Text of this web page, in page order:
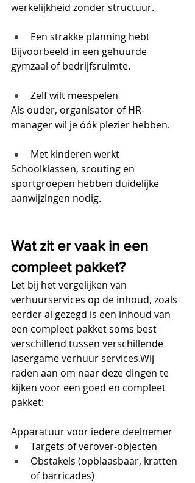
werkelijkheid zonder structuur.
Een strakke planning hebt
Bijvoorbeeld in een gehuurde
gymzaal of bedrijfsruimte.
Zelf wilt meespelen
Als ouder, organisator of HR-
manager wil je óók plezier hebben.
Met kinderen werkt
Schoolklassen, scouting en
sportgroepen hebben duidelijke
aanwijzingen nodig.
Wat zit er vaak in een
compleet pakket?
Let bij het vergelijken van
verhuurservices op de inhoud, zoals
eerder al gezegd is een inhoud van
een compleet pakket soms best
verschillend tussen verschillende
lasergame verhuur services.Wij
raden aan om naar deze dingen te
kijken voor een goed en compleet
pakket:
Apparatuur voor iedere deelnemer
Targets of verover-objecten
Obstakels (opblaasbaar, kratten
of barricades)